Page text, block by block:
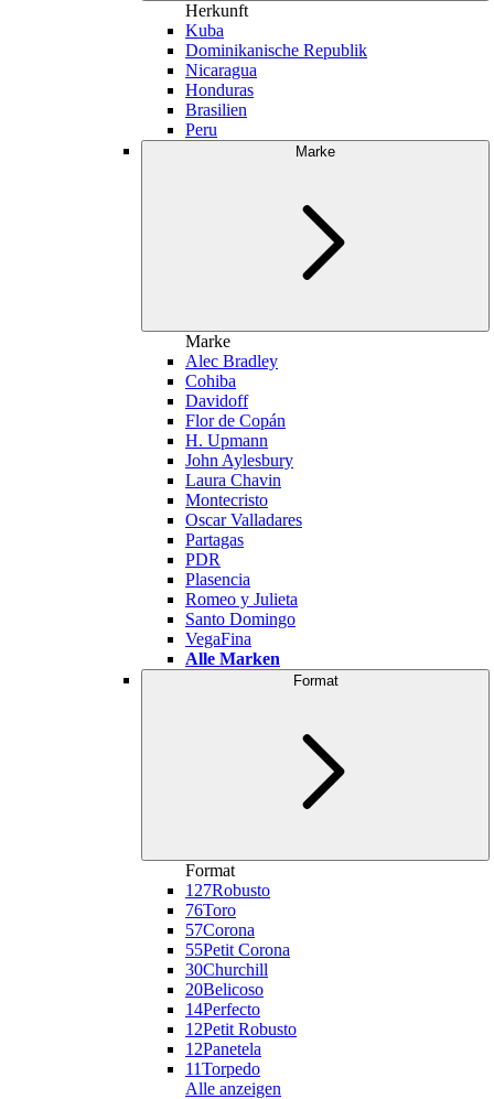
Herkunft
Kuba
Dominikanische Republik
Nicaragua
Honduras
Brasilien
Peru
Marke
Marke
Alec Bradley
Cohiba
Davidoff
Flor de Copán
H. Upmann
John Aylesbury
Laura Chavin
Montecristo
Oscar Valladares
Partagas
PDR
Plasencia
Romeo y Julieta
Santo Domingo
VegaFina
Alle Marken
Format
Format
127Robusto
76Toro
57Corona
55Petit Corona
30Churchill
20Belicoso
14Perfecto
12Petit Robusto
12Panetela
11Torpedo
Alle anzeigen